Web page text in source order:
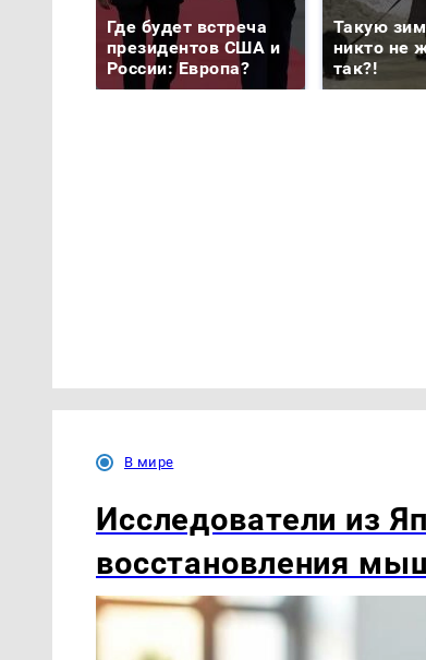
Где будет встреча
президентов США и
России: Европа?
Такую
никто не
так?!
В мире
Исследователи из
восстановления